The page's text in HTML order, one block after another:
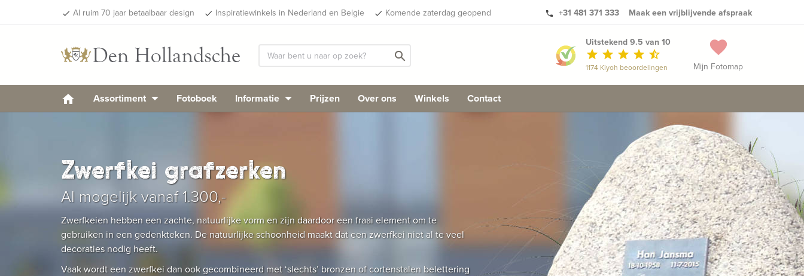
done Al ruim 70 jaar betaalbaar design done Inspiratiewinkels in Nederland en Belgie done Komende zaterdag geopend phone +31 481 371 333 Maak een vrijblijvende afspraak
search favorite
Mijn Fotomap
Uitstekend 9.5 van 10
star star star star star_half
1174 Kiyoh beoordelingen
Assortiment Fotoboek Informatie Prijzen Over ons Winkels Contact
Zwerfkei grafzerken
Al mogelijk vanaf 1.300,-
Zwerfkeien hebben een zachte, natuurlijke vorm en zijn daardoor een fraai element om te
gebruiken in een gedenkteken. De natuurlijke schoonheid maakt dat een zwerfkei niet al te veel
decoraties nodig heeft.
Vaak wordt een zwerfkei dan ook gecombineerd met ‘slechts’ bronzen of cortenstalen belettering